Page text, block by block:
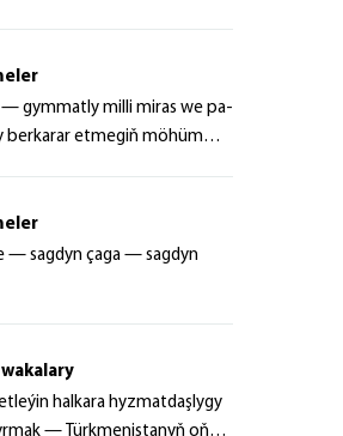
gym­mat­ly milli mi­ras we pa­
ber­ka­rar et­me­giň mö­hüm
— sagdyn çaga — sagdyn
halkara hyzmatdaşlygy
— Türkmenistanyň oňyn